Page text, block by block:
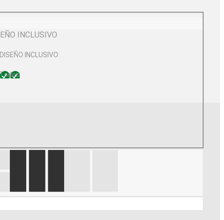
INCLUSIVO
DISEÑO INCLUSIVO
Todos